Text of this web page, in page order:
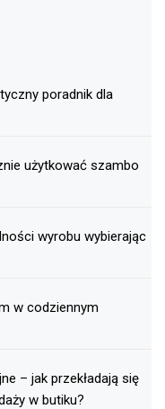
poradnik dla
użytkować szambo
wyrobu wybierając
w codziennym
– jak przekładają się
w butiku?